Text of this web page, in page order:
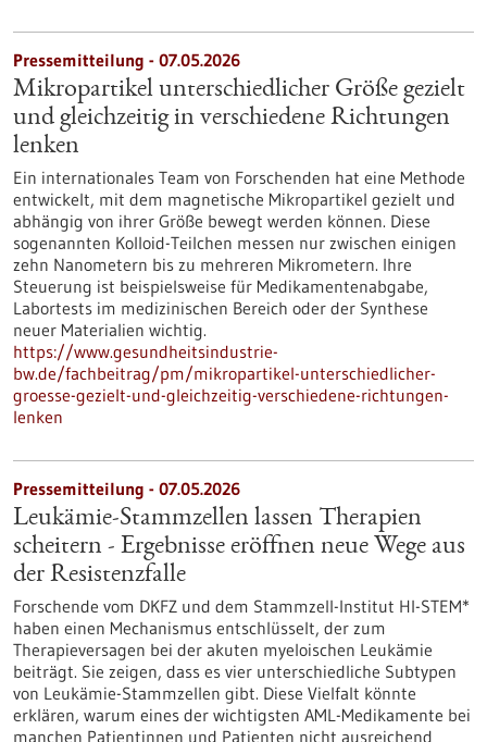
Pressemitteilung - 07.05.2026
Mikropartikel unterschiedlicher Größe gezielt
und gleichzeitig in verschiedene Richtungen
lenken
Ein internationales Team von Forschenden hat eine Methode
entwickelt, mit dem magnetische Mikropartikel gezielt und
abhängig von ihrer Größe bewegt werden können. Diese
sogenannten Kolloid-Teilchen messen nur zwischen einigen
zehn Nanometern bis zu mehreren Mikrometern. Ihre
Steuerung ist beispielsweise für Medikamentenabgabe,
Labortests im medizinischen Bereich oder der Synthese
neuer Materialien wichtig.
https://www.gesundheitsindustrie-
bw.de/fachbeitrag/pm/mikropartikel-unterschiedlicher-
groesse-gezielt-und-gleichzeitig-verschiedene-richtungen-
lenken
Pressemitteilung - 07.05.2026
Leukämie-Stammzellen lassen Therapien
scheitern - Ergebnisse eröffnen neue Wege aus
der Resistenzfalle
Forschende vom DKFZ und dem Stammzell-Institut HI-STEM*
haben einen Mechanismus entschlüsselt, der zum
Therapieversagen bei der akuten myeloischen Leukämie
beiträgt. Sie zeigen, dass es vier unterschiedliche Subtypen
von Leukämie-Stammzellen gibt. Diese Vielfalt könnte
erklären, warum eines der wichtigsten AML-Medikamente bei
manchen Patientinnen und Patienten nicht ausreichend